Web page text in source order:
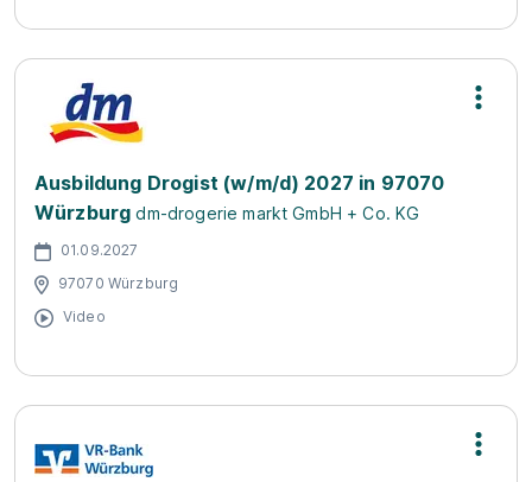
Ausbildung Drogist (w/m/d) 2027 in 97070
Würzburg dm-drogerie markt GmbH + Co. KG
01.09.2027
97070 Würzburg
Video